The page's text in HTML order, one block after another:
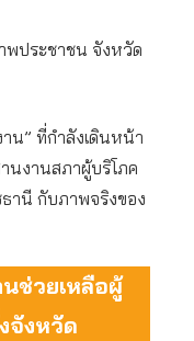
ประชาชน จังหวัด
น” ที่กำลังเดินหน้า
นงานสภาผู้บริโภค
านี กับภาพจริงของ
ช่วยเหลือผู้
จังหวัด